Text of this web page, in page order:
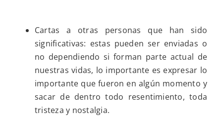
Cartas a otras personas que han sido
significativas: estas pueden ser enviadas o
no dependiendo si forman parte actual de
nuestras vidas, lo importante es expresar lo
importante que fueron en algún momento y
sacar de dentro todo resentimiento, toda
tristeza y nostalgia.